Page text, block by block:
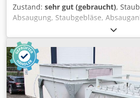
Zustand: sehr gut (gebraucht),
Absaugung, Staubgebläse,
Staub-Absauggerät,
Schweissrauchabsaugung,
Filteranlage, Patronen-
Gazeträger für Absaugung, fahrbar -
Edelstahl -Absaugfläche: Innenmaß
Abmessung: 2130/530/H1830 mm
-Gewicht: 74 kg